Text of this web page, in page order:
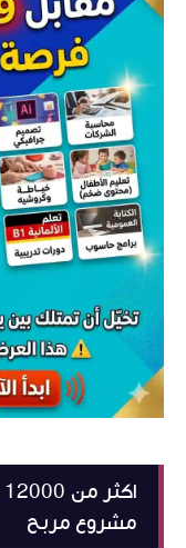
مشروع مربح